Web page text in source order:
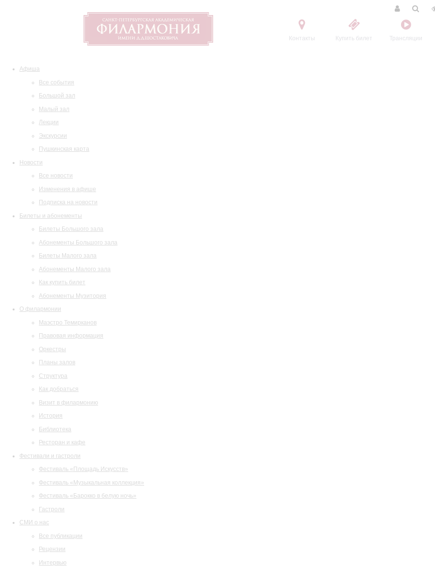
Контакты Купить билет Трансляции
Афиша
Все события
Большой зал
Малый зал
Лекции
Экскурсии
Пушкинская карта
Новости
Все новости
Изменения в афише
Подписка на новости
Билеты и абонементы
Билеты Большого зала
Абонементы Большого зала
Билеты Малого зала
Абонементы Малого зала
Как купить билет
Абонементы Музитория
О филармонии
Маэстро Темирканов
Правовая информация
Оркестры
Планы залов
Структура
Как добраться
Визит в филармонию
История
Библиотека
Ресторан и кафе
Фестивали и гастроли
Фестиваль «Площадь Искусств»
Фестиваль «Музыкальная коллекция»
Фестиваль «Барокко в белую ночь»
Гастроли
СМИ о нас
Все публикации
Рецензии
Интервью